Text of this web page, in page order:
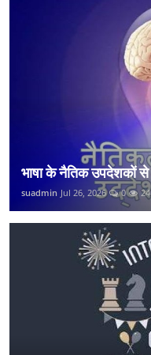
भाषा के नैतिक उपदेशकों
suadmin Jul 26, 2026 0 24